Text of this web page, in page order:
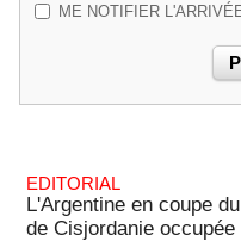
ME NOTIFIER
EDITORIAL
L'Argentine en coupe
de Cisjordanie occupée